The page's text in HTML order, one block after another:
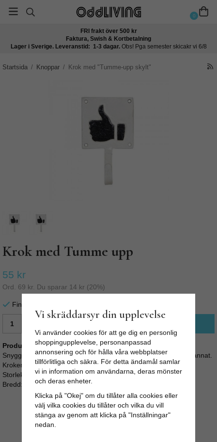
0
FRI frakt över 500 kr
Faktura, Swish & Kortbetalning
Lager i Sverige. Leveranstid: 1-3 dagar. Obs! Pga semester skicakr vi 6/8
Startsida / Knoppar / Krok med "Tumme-upp skylt"
Krok med Tumme upp
55 kr
Ord. 69 kr . Du sparar 14 kr (20%)
Finns i lager för omgående leverans
Produktbeskrivning:
Snygg metall-krok för att hänga upp jackor, tröjor, väskor eller annat.
Kroken har en skylt med "tumme-upp" motiv.
Storlek:
Bredd: 8cm / Höjd: 12cm / Djup: 3cm
Vi skräddarsyr din upplevelse
Vi använder cookies för att ge dig en personlig
shoppingupplevelse, personanpassad
annonsering och för hålla våra webbplatser
tillförlitliga och säkra. För detta ändamål samlar
vi in information om användarna, deras mönster
och deras enheter.
Klicka på "Okej" om du tillåter alla cookies eller
välj vilka cookies du tillåter och vilka du vill
stänga av genom att klicka på "Inställningar"
nedan.